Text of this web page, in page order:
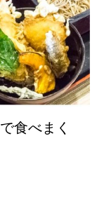
食べまく